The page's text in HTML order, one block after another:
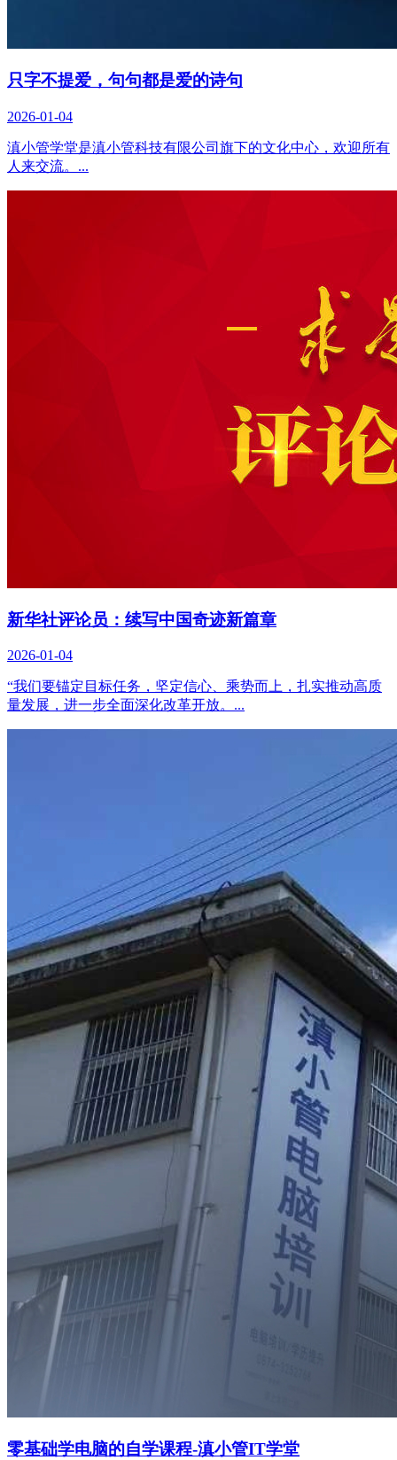
只字不提爱，句句都是爱的诗句
2026-01-04
滇小管学堂是滇小管科技有限公司旗下的文化中心，欢迎所有
人来交流。...
新华社评论员：续写中国奇迹新篇章
2026-01-04
“我们要锚定目标任务，坚定信心、乘势而上，扎实推动高质
量发展，进一步全面深化改革开放。...
零基础学电脑的自学课程-滇小管IT学堂